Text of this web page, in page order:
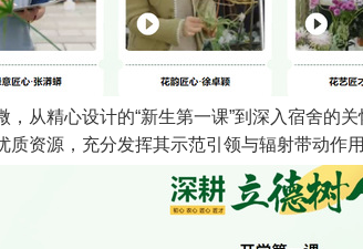
，从精心设计的“新生第一课”到深入宿舍的
资源，充分发挥其示范引领与辐射带动作用